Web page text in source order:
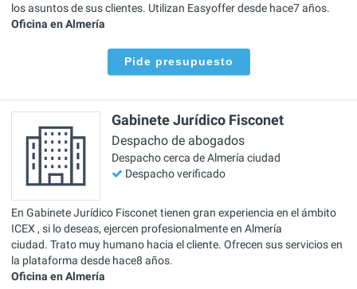
los asuntos de sus clientes. Utilizan Easyoffer desde hace7 años.
Oficina en Almería
Pide presupuesto
Gabinete Jurídico Fisconet
Despacho de abogados
Despacho cerca de Almería ciudad
Despacho verificado
En Gabinete Jurídico Fisconet tienen gran experiencia en el ámbito
ICEX , si lo deseas, ejercen profesionalmente en Almería
ciudad. Trato muy humano hacia el cliente. Ofrecen sus servicios en
la plataforma desde hace8 años.
Oficina en Almería